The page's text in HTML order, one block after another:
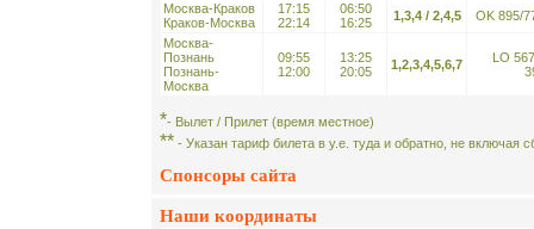
Москва-Краков
Краков-Москва
17:15
22:14
06:50
16:25
1,3,4 / 2,4,5
OK 895/
Москва-
Познань
Познань-
Москва
09:55
12:00
13:25
20:05
1,2,3,4,5,6,7
LO
*- Вылет / Прилет (время местное)
** - Указан тариф билета в у.е. туда и обратно, не включая
Спонсоры сайта
Наши координаты